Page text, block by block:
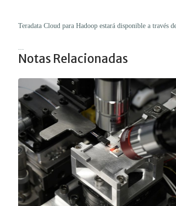
Teradata Cloud para Hadoop estará disponible a través
Notas Relacionadas